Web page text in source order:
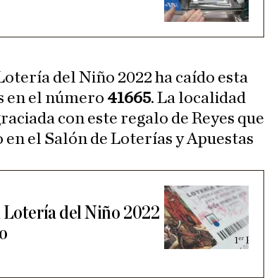
del Niño 2022 ha caído esta
en el número 41665. La localidad
con este regalo de Reyes que
en el Salón de Loterías y Apuestas
del Niño 2022